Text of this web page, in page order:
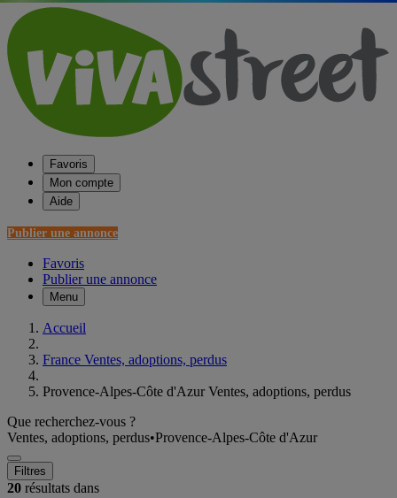
Favoris
Mon compte
Aide
Publier une annonce
Favoris
Publier une annonce
Menu
Accueil
France Ventes, adoptions, perdus
Provence-Alpes-Côte d'Azur Ventes, adoptions, perdus
Que recherchez-vous ?
Ventes, adoptions, perdus•Provence-Alpes-Côte d'Azur
Filtres
20 résultats dans